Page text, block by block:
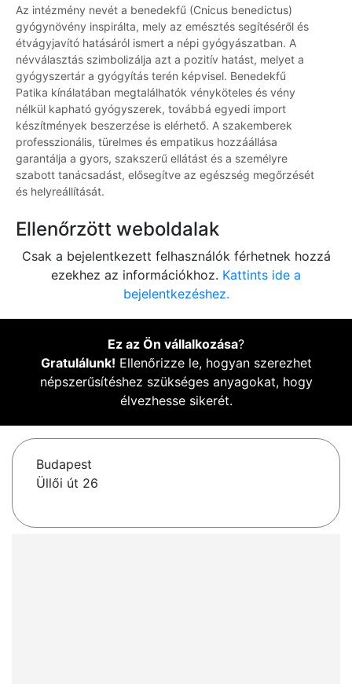
Az intézmény nevét a benedekfű (Cnicus benedictus)
gyógynövény inspirálta, mely az emésztés segítéséről és
étvágyjavító hatásáról ismert a népi gyógyászatban. A
névválasztás szimbolizálja azt a pozitív hatást, melyet a
gyógyszertár a gyógyítás terén képvisel. Benedekfű
Patika kínálatában megtalálhatók vényköteles és vény
nélkül kapható gyógyszerek, továbbá egyedi import
készítmények beszerzése is elérhető. A szakemberek
professzionális, türelmes és empatikus hozzáállása
garantálja a gyors, szakszerű ellátást és a személyre
szabott tanácsadást, elősegítve az egészség megőrzését
és helyreállítását.
Ellenőrzött weboldalak
Csak a bejelentkezett felhasználók férhetnek hozzá
ezekhez az információkhoz. Kattints ide a
bejelentkezéshez.
Ez az Ön vállalkozása?
Gratulálunk! Ellenőrizze le, hogyan szerezhet
népszerűsítéshez szükséges anyagokat, hogy
élvezhesse sikerét.
Budapest
Üllői út 26